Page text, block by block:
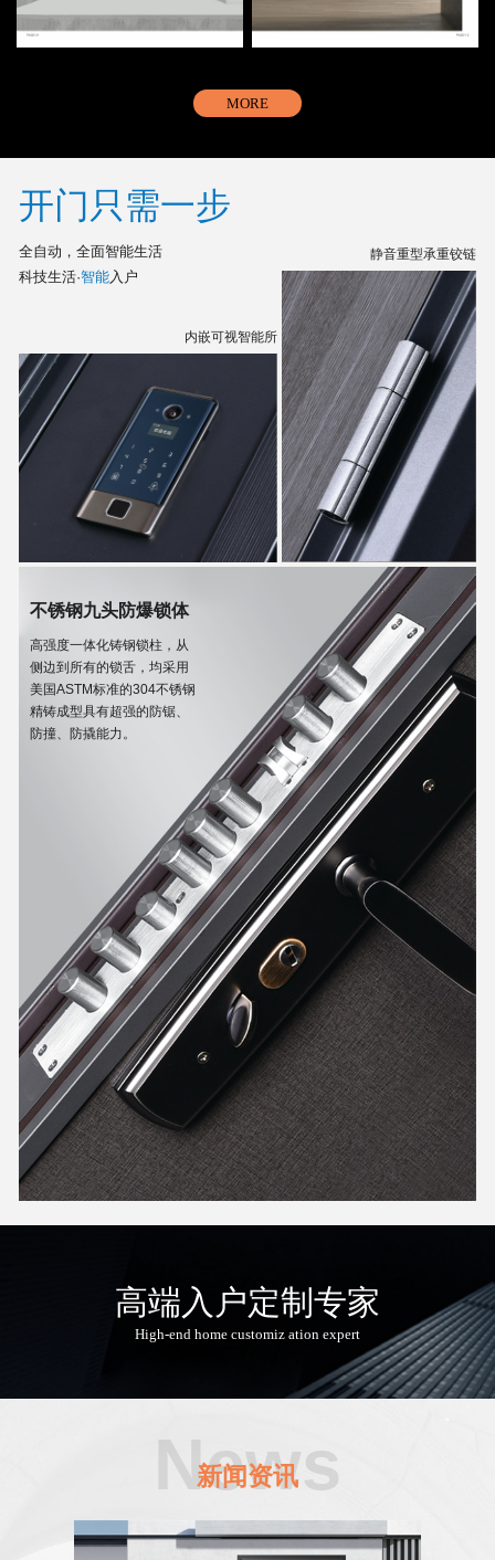
MORE
开门只需一步
全自动，全面智能生活
科技生活·智能入户
内嵌可视智能所
静音重型承重铰链
不锈钢九头防爆锁体
高强度一体化铸钢锁柱，从
侧边到所有的锁舌，均采用
美国ASTM标准的304不锈钢
精铸成型具有超强的防锯、
防撞、防撬能力。
高端入户定制专家
High-end home customiz ation expert
News
新闻资讯